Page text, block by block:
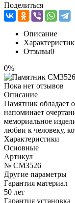
Поделиться
Описание
Отзывы0
0%
Пока нет отзывов
Описание
Памятник обладает
напоминает
мемориальное
любви к человеку,
Характеристики
Основные
Артикул
№ CM3526
Другие параметры
Гарантия материал
50 лет
Гарантия установка